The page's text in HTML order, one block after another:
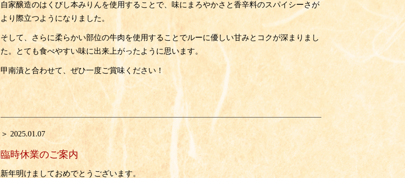
自家醸造のはくびし本みりんを使用することで、味にまろやかさと香辛料のスパイシーさが
より際立つようになりました。
そして、さらに柔らかい部位の牛肉を使用することでルーに優しい甘みとコクが深まりまし
た。とても食べやすい味に出来上がったように思います。
甲南漬と合わせて、ぜひ一度ご賞味ください！
＞ 2025.01.07
臨時休業のご案内
新年明けましておめでとうございます。